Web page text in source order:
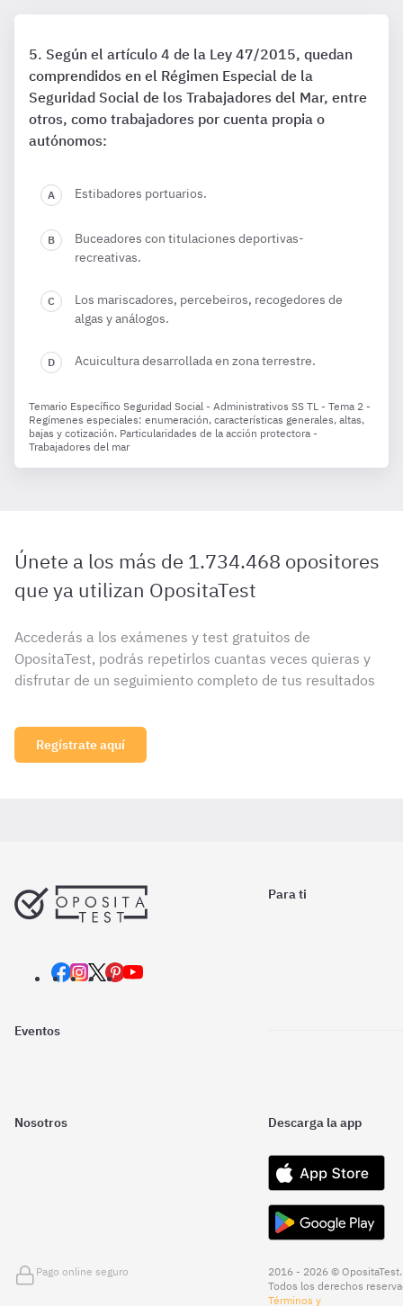
Según el artículo 4 de la Ley 47/2015, quedan
comprendidos en el Régimen Especial de la
Seguridad Social de los Trabajadores del Mar, entre
otros, como trabajadores por cuenta propia o
autónomos:
Estibadores portuarios.
Buceadores con titulaciones deportivas-
recreativas.
Los mariscadores, percebeiros, recogedores de
algas y análogos.
Acuicultura desarrollada en zona terrestre.
Temario Específico Seguridad Social - Administrativos SS TL - Tema 2 -
Regímenes especiales: enumeración, características generales, altas,
bajas y cotización. Particularidades de la acción protectora -
Trabajadores del mar
Únete a los más de 1.734.468 opositores
que ya utilizan OpositaTest
Accederás a los exámenes y test gratuitos de
OpositaTest, podrás repetirlos cuantas veces quieras y
disfrutar de un seguimiento completo de tus resultados
Regístrate aquí
Para ti
Eventos
Nosotros Descarga la app
Pago online seguro
2016 - 2026 © OpositaTest.
Todos los derechos
Términos y